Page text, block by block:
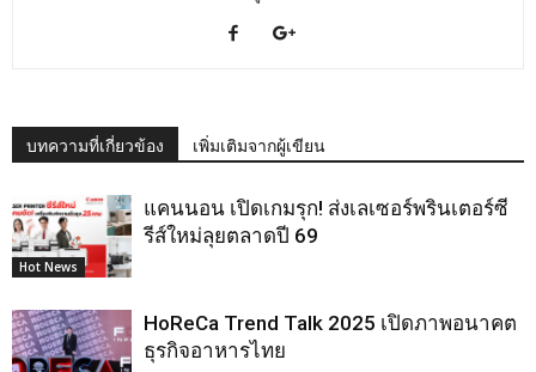
บทความที่เกี่ยวข้อง เพิ่มเติมจากผู้เขียน
Hot News
แคนนอน เปิดเกมรุก! ส่งเลเซอร์พรินเตอร์ซี
รีส์ใหม่ลุยตลาดปี 69
HoReCa Trend Talk 2025 เปิดภาพอนาคต
ธุรกิจอาหารไทย